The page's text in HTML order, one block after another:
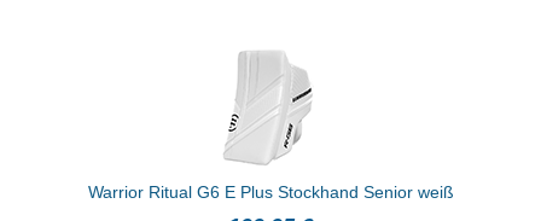
Warrior Ritual G6 E Plus Stockhand Senior weiß